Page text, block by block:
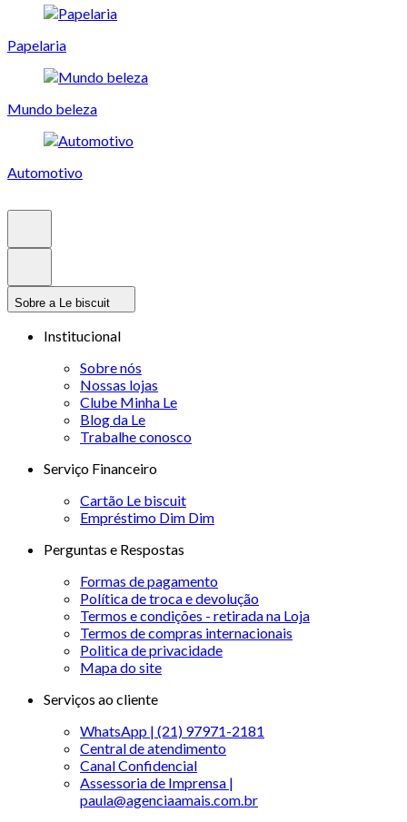
Papelaria
Mundo beleza
Automotivo
Sobre a Le biscuit
Institucional
Sobre nós
Nossas lojas
Clube Minha Le
Blog da Le
Trabalhe conosco
Serviço Financeiro
Cartão Le biscuit
Empréstimo Dim Dim
Perguntas e Respostas
Formas de pagamento
Política de troca e devolução
Termos e condições - retirada na Loja
Termos de compras internacionais
Politica de privacidade
Mapa do site
Serviços ao cliente
WhatsApp | (21) 97971-2181
Central de atendimento
Canal Confidencial
Assessoria de Imprensa |
paula@agenciaamais.com.br